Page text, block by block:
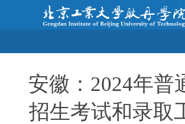
安徽：2024年普
招生考试和录取